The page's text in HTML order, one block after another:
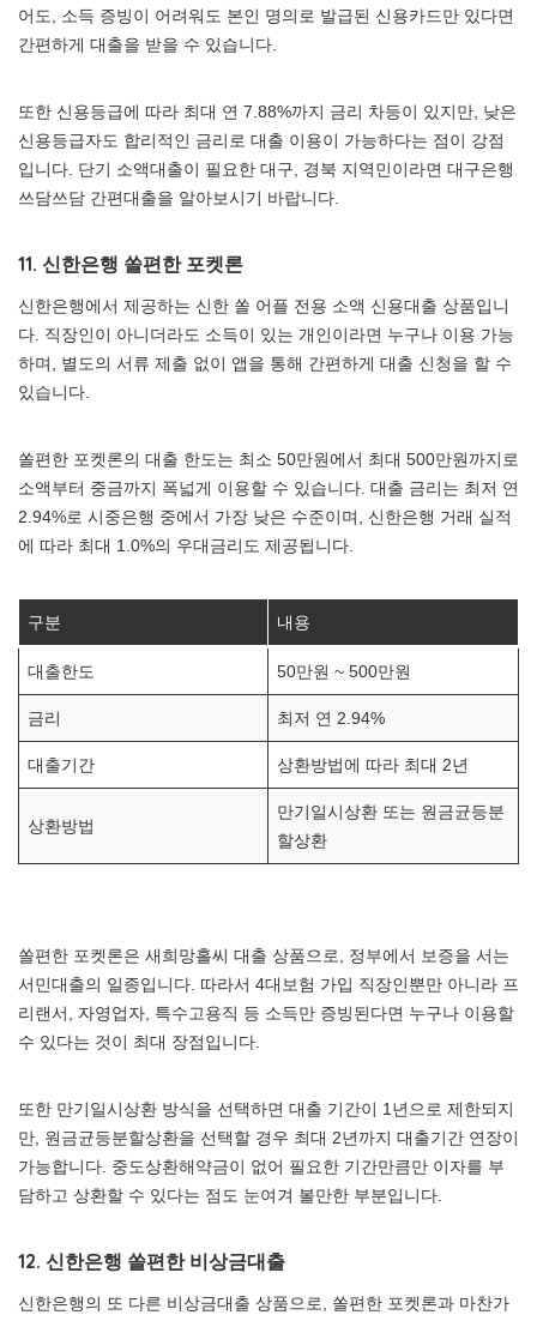
어도, 소득 증빙이 어려워도 본인 명의로 발급된 신용카드만 있다면
간편하게 대출을 받을 수 있습니다.
또한 신용등급에 따라 최대 연 7.88%까지 금리 차등이 있지만, 낮은
신용등급자도 합리적인 금리로 대출 이용이 가능하다는 점이 강점
입니다. 단기 소액대출이 필요한 대구, 경북 지역민이라면 대구은행
쓰담쓰담 간편대출을 알아보시기 바랍니다.
11. 신한은행 쏠편한 포켓론
신한은행에서 제공하는 신한 쏠 어플 전용 소액 신용대출 상품입니
다. 직장인이 아니더라도 소득이 있는 개인이라면 누구나 이용 가능
하며, 별도의 서류 제출 없이 앱을 통해 간편하게 대출 신청을 할 수
있습니다.
쏠편한 포켓론의 대출 한도는 최소 50만원에서 최대 500만원까지로
소액부터 중금까지 폭넓게 이용할 수 있습니다. 대출 금리는 최저 연
2.94%로 시중은행 중에서 가장 낮은 수준이며, 신한은행 거래 실적
에 따라 최대 1.0%의 우대금리도 제공됩니다.
구분 내용
대출한도 50만원 ~ 500만원
금리 최저 연 2.94%
대출기간 상환방법에 따라 최대 2년
상환방법
만기일시상환 또는 원금균등분
할상환
쏠편한 포켓론은 새희망홀씨 대출 상품으로, 정부에서 보증을 서는
서민대출의 일종입니다. 따라서 4대보험 가입 직장인뿐만 아니라 프
리랜서, 자영업자, 특수고용직 등 소득만 증빙된다면 누구나 이용할
수 있다는 것이 최대 장점입니다.
또한 만기일시상환 방식을 선택하면 대출 기간이 1년으로 제한되지
만, 원금균등분할상환을 선택할 경우 최대 2년까지 대출기간 연장이
가능합니다. 중도상환해약금이 없어 필요한 기간만큼만 이자를 부
담하고 상환할 수 있다는 점도 눈여겨 볼만한 부분입니다.
12. 신한은행 쏠편한 비상금대출
신한은행의 또 다른 비상금대출 상품으로, 쏠편한 포켓론과 마찬가